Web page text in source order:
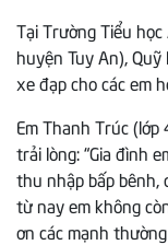
Tại Trường Tiểu
huyện Tuy An),
xe đạp cho các em
Em Thanh Trúc (lớp
trải lòng: “Gia đình
thu nhập bấp bênh,
từ nay em không
ơn các mạnh